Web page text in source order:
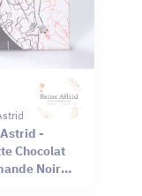
-
Chocolat
Noir